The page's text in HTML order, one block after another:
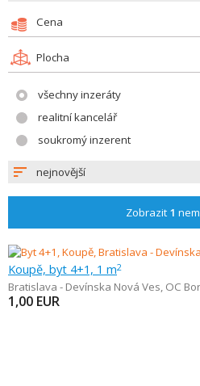
Cena
Plocha
všechny inzeráty
realitní kancelář
soukromý inzerent
nejnovější
Zobrazit 1
Koupě, byt 4+1, 1 m2
Bratislava - Devínska Nová Ves, OC
1,00 EUR